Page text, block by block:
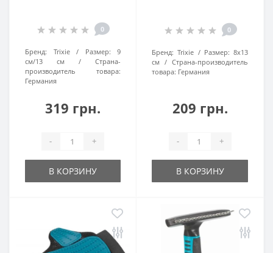
0
Бренд: Trixie Размер:
9
см/13 см
Страна-
производитель товара:
Германия
319 грн.
- +
В КОРЗИНУ
0
Бренд: Trixie Размер: 8х13
см
Страна-производитель
товара: Германия
209 грн.
- +
В КОРЗИНУ